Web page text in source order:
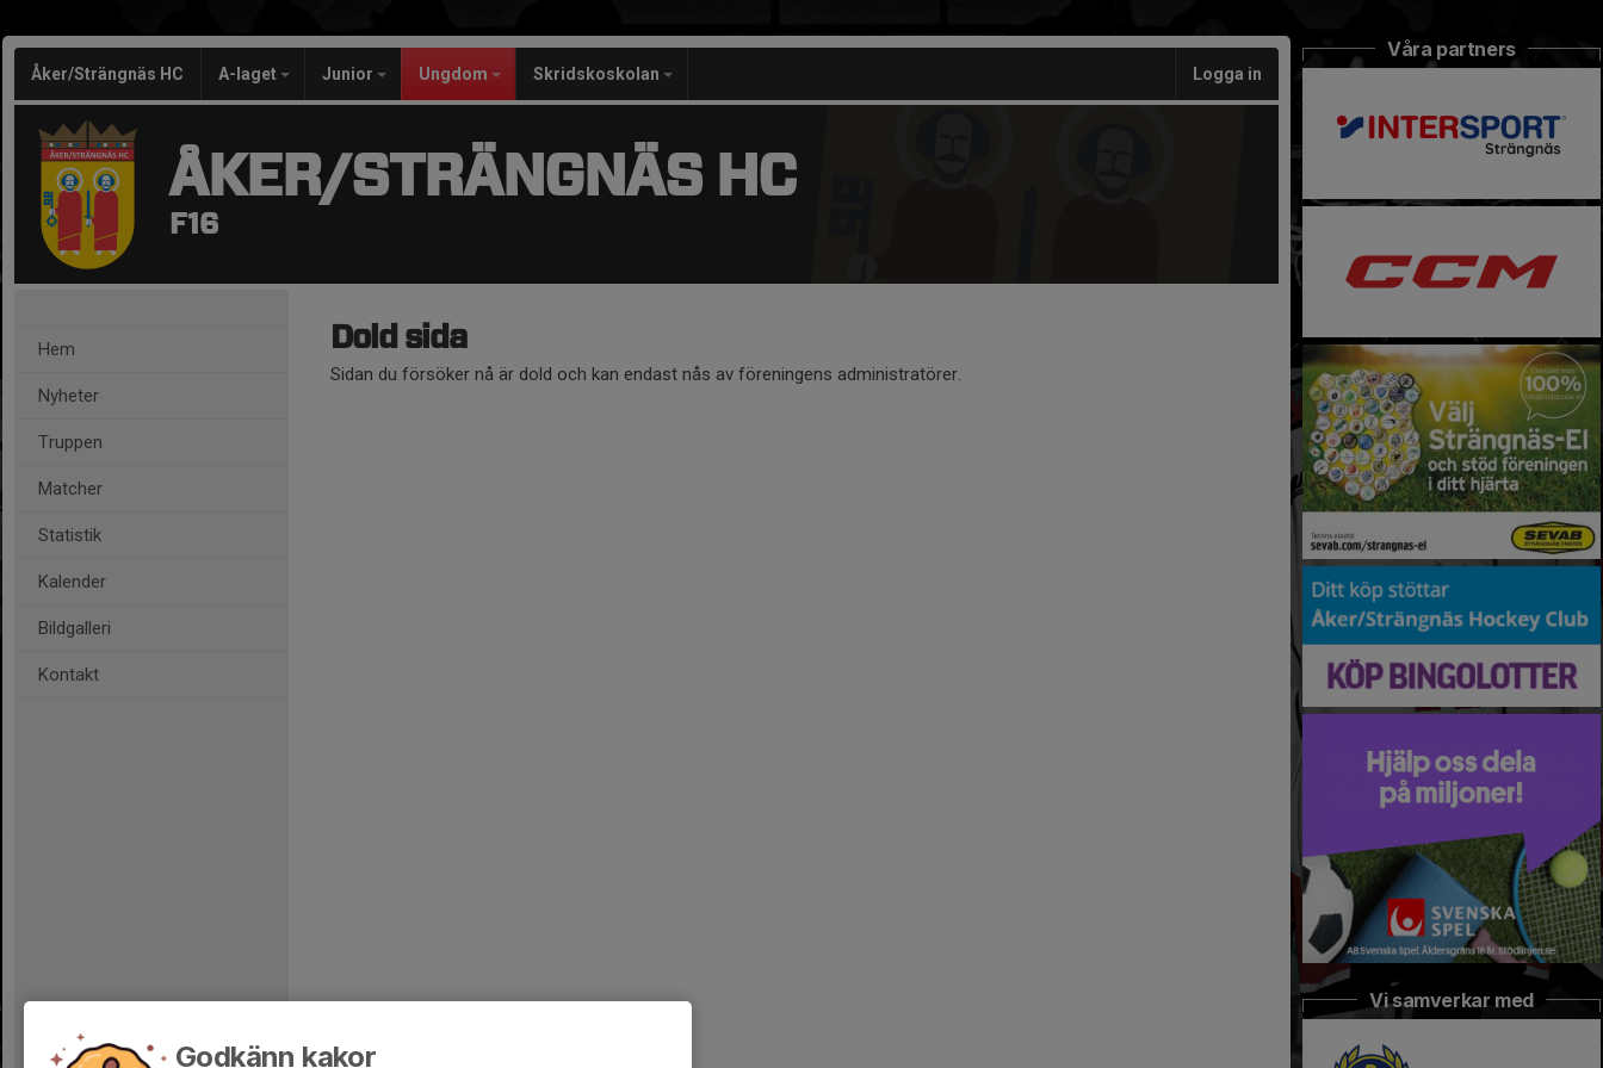
Åker/Strängnäs HC A-laget Junior Ungdom Skridskoskolan Logga in
ÅKER/STRÄNGNÄS HC
F16
Hem
Nyheter
Truppen
Matcher
Statistik
Kalender
Bildgalleri
Kontakt
Dold sida
Sidan du försöker nå är dold och kan endast nås av föreningens administratörer.
Våra partners
Vi samverkar med
Godkänn kakor